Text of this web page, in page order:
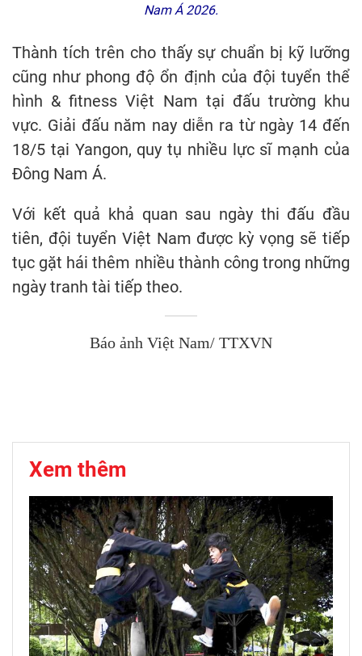
Nam Á 2026.
Thành tích trên cho thấy sự chuẩn bị kỹ lưỡng
cũng như phong độ ổn định của đội tuyển thể
hình & fitness Việt Nam tại đấu trường khu
vực. Giải đấu năm nay diễn ra từ ngày 14 đến
18/5 tại Yangon, quy tụ nhiều lực sĩ mạnh của
Đông Nam Á.
Với kết quả khả quan sau ngày thi đấu đầu
tiên, đội tuyển Việt Nam được kỳ vọng sẽ tiếp
tục gặt hái thêm nhiều thành công trong những
ngày tranh tài tiếp theo.
Báo ảnh Việt Nam/ TTXVN
Xem thêm